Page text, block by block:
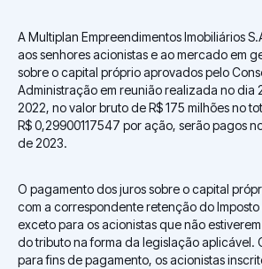
A Multiplan Empreendimentos Imobiliários
aos senhores acionistas e ao mercado em
sobre o capital próprio aprovados pelo
Administração em reunião realizada no dia
2022, no valor bruto de R$ 175 milhões no
R$ 0,29900117547 por ação, serão pagos
de 2023.
O pagamento dos juros sobre o capital
com a correspondente retenção do
exceto para os acionistas que não
do tributo na forma da legislação aplicável.
para fins de pagamento, os acionistas